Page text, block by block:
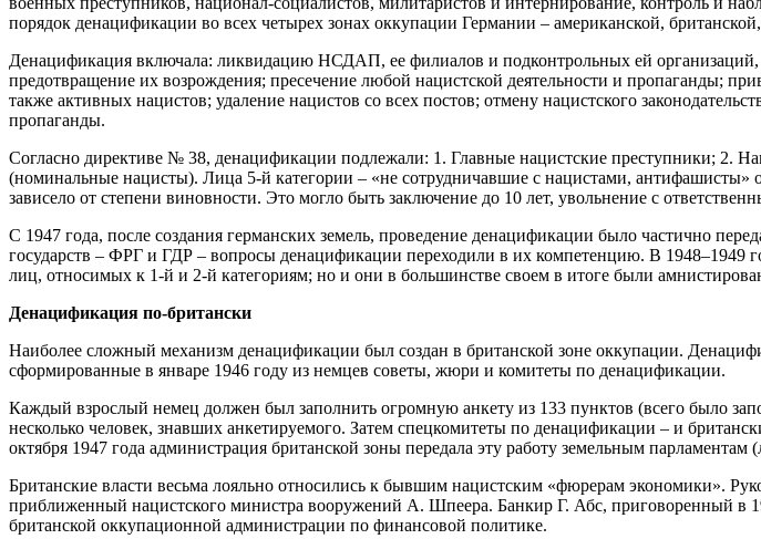
порядок денацификации во всех четырех зонах оккупации Германии – американской,
Денацификация включала: ликвидацию НСДАП, ее филиалов и подконтрольных ей
предотвращение их возрождения; пресечение любой нацистской деятельности и пропаганды;
также активных нацистов; удаление нацистов со всех постов; отмену нацистского
пропаганды.
Согласно директиве № 38, денацификации подлежали: 1. Главные нацистские преступники; 2.
(номинальные нацисты). Лица 5-й категории – «не сотрудничавшие с нацистами,
зависело от степени виновности. Это могло быть заключение до 10 лет, увольнение с
С 1947 года, после создания германских земель, проведение денацификации было частично
государств – ФРГ и ГДР – вопросы денацификации переходили в их компетенцию. В 1948–1949
лиц, относимых к 1-й и 2-й категориям; но и они в большинстве своем в итоге были
Денацификация по-британски
Наиболее сложный механизм денацификации был создан в британской зоне оккупации.
сформированные в январе 1946 году из немцев советы, жюри и комитеты по денацификации.
Каждый взрослый немец должен был заполнить огромную анкету из 133 пунктов (всего было
несколько человек, знавших анкетируемого. Затем спецкомитеты по денацификации – и
октября 1947 года администрация британской зоны передала эту работу земельным парламентам
Британские власти весьма лояльно относились к бывшим нацистским «фюрерам экономики».
приближенный нацистского министра вооружений А. Шпеера. Банкир Г. Абс, приговоренный в
британской оккупационной администрации по финансовой политике.